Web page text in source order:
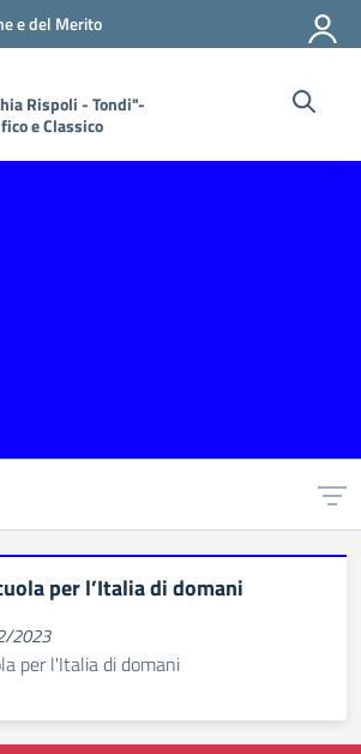
e del Merito
Rispoli - Tondi"-
e Classico
per l’Italia di domani
2023
per l'Italia di domani